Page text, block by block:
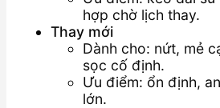
hợp chờ lịch thay.
Thay mới
Dành cho: nứt, mẻ
sọc cố định.
Ưu điểm: ổn định,
lớn.